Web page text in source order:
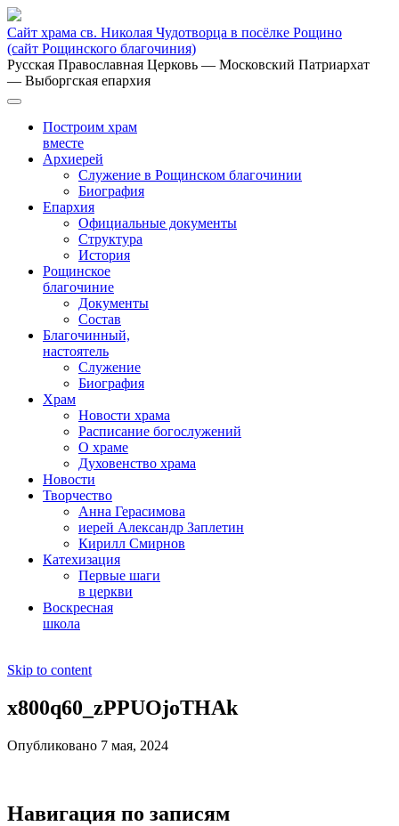
Сайт храма св. Николая Чудотворца в посёлке Рощино
(сайт Рощинского благочиния)
Русская Православная Церковь — Московский Патриархат
— Выборгская епархия
Построим храм
вместе
Архиерей
Служение в Рощинском благочинии
Биография
Епархия
Официальные документы
Структура
История
Рощинское
благочиние
Документы
Состав
Благочинный,
настоятель
Служение
Биография
Храм
Новости храма
Расписание богослужений
О храме
Духовенство храма
Новости
Творчество
Анна Герасимова
иерей Александр Заплетин
Кирилл Смирнов
Катехизация
Первые шаги
в церкви
Воскресная
школа
Skip to content
x800q60_zPPUOjoTHAk
Опубликовано 7 мая, 2024
Навигация по записям